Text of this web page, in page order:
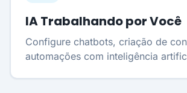
IA Trabalhando por Você
Configure chatbots, criação de
automações com inteligência